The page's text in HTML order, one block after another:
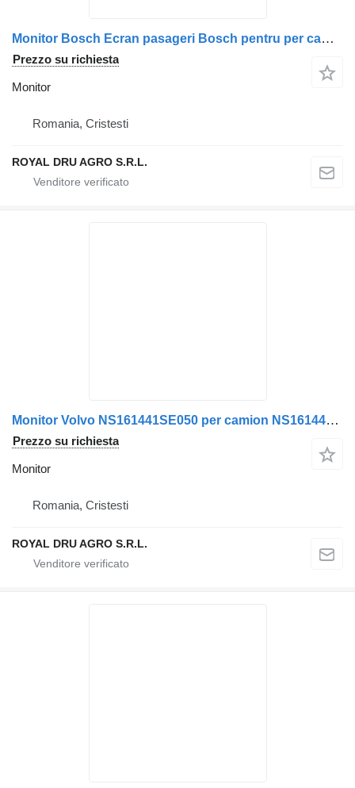
Monitor Bosch Ecran pasageri Bosch pentru per camion Volvo 7620310025-12
Prezzo su richiesta
Monitor
Romania, Cristesti
ROYAL DRU AGRO S.R.L.
Monitor Volvo NS161441SE050 per camion NS161441SE050
Prezzo su richiesta
Monitor
Romania, Cristesti
ROYAL DRU AGRO S.R.L.